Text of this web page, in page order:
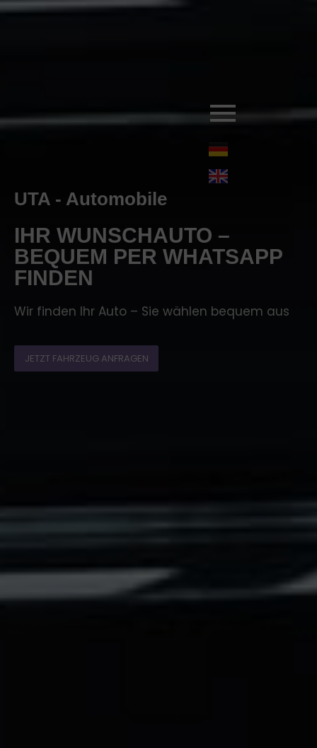
UTA - Automobile
IHR WUNSCHAUTO –
BEQUEM PER WHATSAPP
FINDEN
Wir finden Ihr Auto – Sie wählen bequem aus
JETZT FAHRZEUG ANFRAGEN